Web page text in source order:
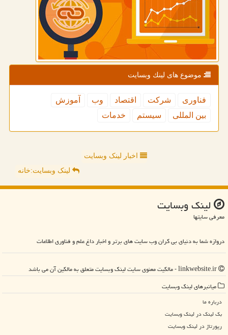
موضوع های لینك وبسایت
فناوری شركت اقتصاد وب
آموزش
بین المللی
سیستم خدمات
اخبار لینک وبسایت
لینک وبسایت:خانه
لینك وبسایت
معرفی سایتها
دروازه شما به دنیای بی کران وب سایت های برتر و اخبار داغ علم و فناوری اطلاعات
میانبرهای لینك وبسایت
درباره ما
بک لینک در لینك وبسایت
رپورتاژ در لینك وبسایت